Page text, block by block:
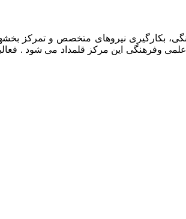
درمانی حیوانات خانگی، بکارگیری نیروهای متخصص و
علمی وفرهنگی این مرکز قلمداد می شود .